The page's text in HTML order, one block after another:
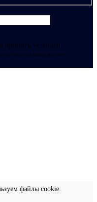
условия:
персональных данных
файлы cookie.